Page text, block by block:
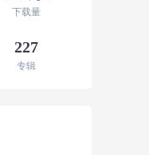
下载量
227
专辑